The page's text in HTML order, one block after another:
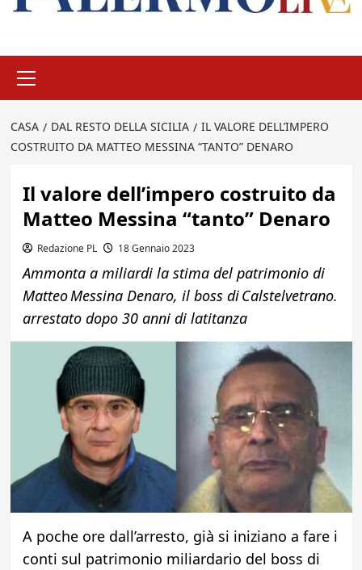
principale
CASA DAL RESTO DELLA SICILIA
IL VALORE DELL’IMPERO
COSTRUITO DA MATTEO MESSINA “TANTO” DENARO
Il valore dell’impero costruito da
Matteo Messina “tanto” Denaro
Redazione PL 18 Gennaio 2023
Ammonta a miliardi la stima del patrimonio di
Matteo Messina Denaro, il boss di Calstelvetrano.
arrestato dopo 30 anni di latitanza
A poche ore dall’arresto, già si iniziano a fare i
conti sul patrimonio miliardario del boss di